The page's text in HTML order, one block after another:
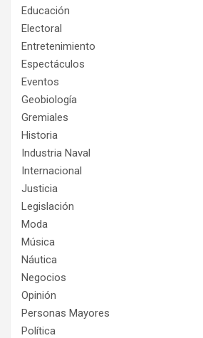
Educación
Electoral
Entretenimiento
Espectáculos
Eventos
Geobiología
Gremiales
Historia
Industria Naval
Internacional
Justicia
Legislación
Moda
Música
Náutica
Negocios
Opinión
Personas Mayores
Política